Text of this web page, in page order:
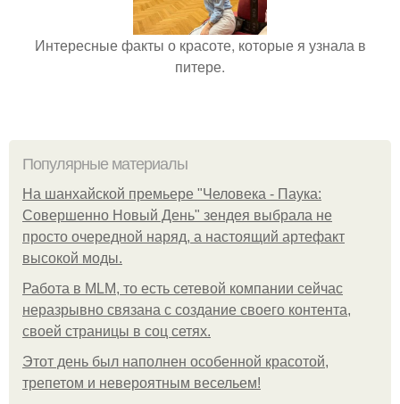
Интересные факты о красоте, которые я узнала в
питере.
Популярные материалы
На шанхайской премьере "Человека - Паука:
Совершенно Новый День" зендея выбрала не
просто очередной наряд, а настоящий артефакт
высокой моды.
Работа в MLM, то есть сетевой компании сейчас
неразрывно связана с создание своего контента,
своей страницы в соц сетях.
Этот день был наполнен особенной красотой,
трепетом и невероятным весельем!